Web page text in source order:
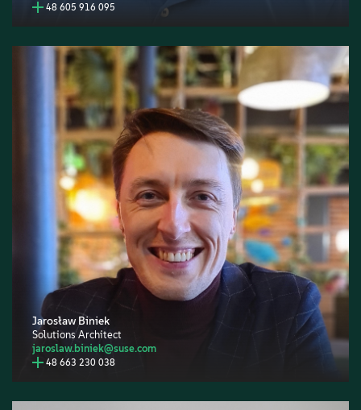
48 605 916 095
Jarosław Biniek
Solutions Architect
jaroslaw.biniek@suse.com
48 663 230 038